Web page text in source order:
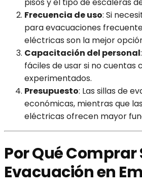
pisos y el tipo de escaleras
Frecuencia de uso: Si
para evacuaciones
eléctricas son la mejor
Capacitación del personal
fáciles de usar si no cuentas
experimentados.
Presupuesto: Las sillas de
económicas, mientras que
eléctricas ofrecen mayor
Por Qué Comprar
Evacuación en